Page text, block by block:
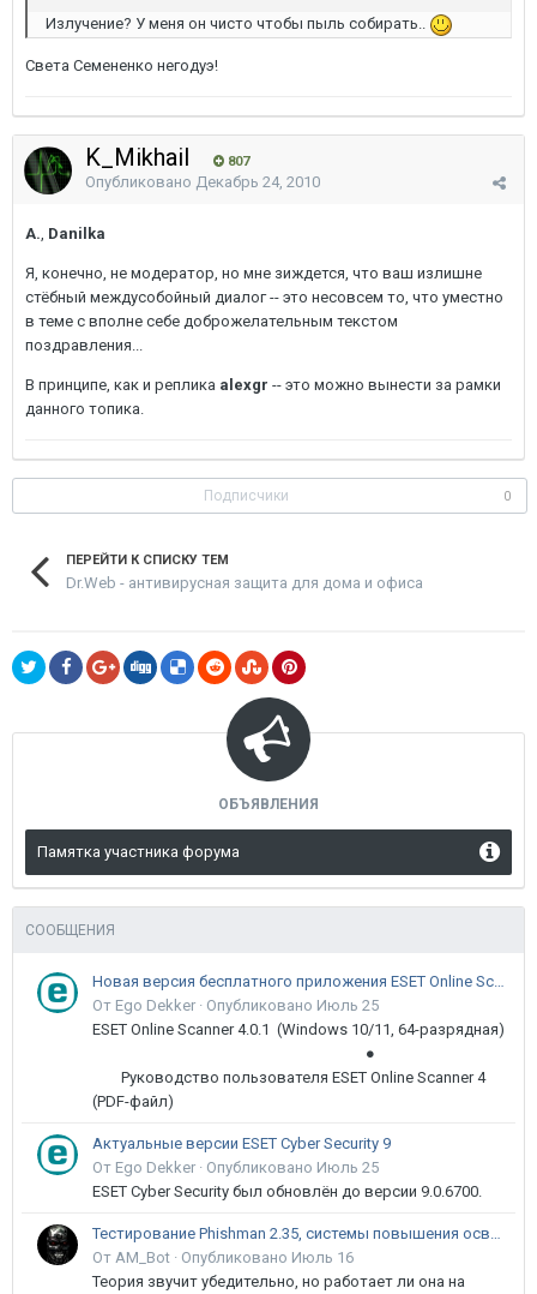
Излучение? У меня он чисто чтобы пыль собирать..
Света Семененко негодуэ!
K_Mikhail 807
Опубликовано Декабрь 24, 2010
A., Danilka
Я, конечно, не модератор, но мне зиждется, что ваш излишне
стёбный междусобойный диалог -- это несовсем то, что уместно
в теме с вполне себе доброжелательным текстом
поздравления...
В принципе, как и реплика alexgr -- это можно вынести за рамки
данного топика.
Подписчики 0
ПЕРЕЙТИ К СПИСКУ ТЕМ
Dr.Web - антивирусная защита для дома и офиса
ОБЪЯВЛЕНИЯ
Памятка участника форума
СООБЩЕНИЯ
Новая версия бесплатного приложения ESET Online Scanner доступна пользователям
От Ego Dekker · Опубликовано Июль 25
ESET Online Scanner 4.0.1 (Windows 10/11, 64-разрядная)
●
Руководство пользователя ESET Online Scanner 4
(PDF-файл)
Актуальные версии ESET Cyber Security 9
От Ego Dekker · Опубликовано Июль 25
ESET Cyber Security был обновлён до версии 9.0.6700.
Тестирование Phishman 2.35, системы повышения осведомлённости пользователей в сфере ИБ
От AM_Bot · Опубликовано Июль 16
Теория звучит убедительно, но работает ли она на